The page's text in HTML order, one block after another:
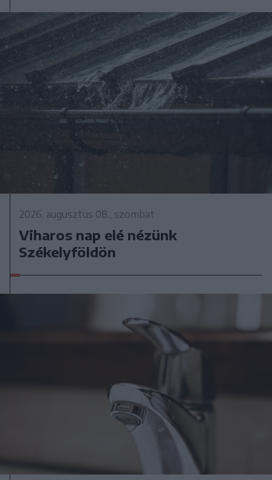
2026. augusztus 08., szombat
Viharos nap elé nézünk
Székelyföldön